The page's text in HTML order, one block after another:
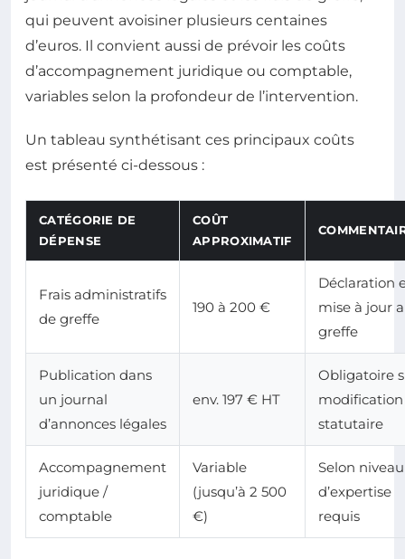
qui peuvent avoisiner plusieurs centaines
d’euros. Il convient aussi de prévoir les coûts
d’accompagnement juridique ou comptable,
variables selon la profondeur de l’intervention.
Un tableau synthétisant ces principaux coûts
est présenté ci-dessous :
CATÉGORIE DE
DÉPENSE
COÛT
APPROXIMATIF
Frais administratifs
de greffe
190 à 200 €
Déclaration
mise à jour
greffe
Publication dans
un journal
d’annonces légales
env. 197 € HT
Obligatoire
modification
statutaire
Accompagnement
juridique /
comptable
Variable
(jusqu’à 2 500
€)
Selon niveau
d’expertise
requis